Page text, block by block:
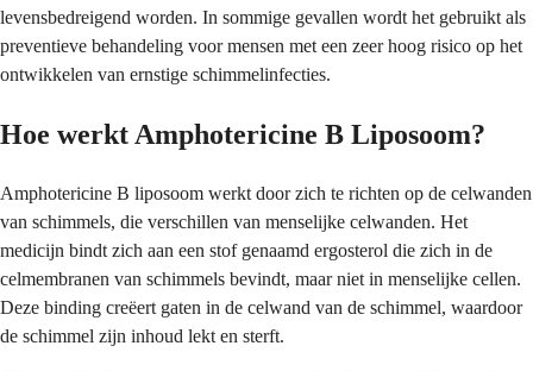
levensbedreigend worden. In sommige gevallen wordt het gebruikt als
preventieve behandeling voor mensen met een zeer hoog risico op het
ontwikkelen van ernstige schimmelinfecties.
Hoe werkt Amphotericine B Liposoom?
Amphotericine B liposoom werkt door zich te richten op de celwanden
van schimmels, die verschillen van menselijke celwanden. Het
medicijn bindt zich aan een stof genaamd ergosterol die zich in de
celmembranen van schimmels bevindt, maar niet in menselijke cellen.
Deze binding creëert gaten in de celwand van de schimmel, waardoor
de schimmel zijn inhoud lekt en sterft.